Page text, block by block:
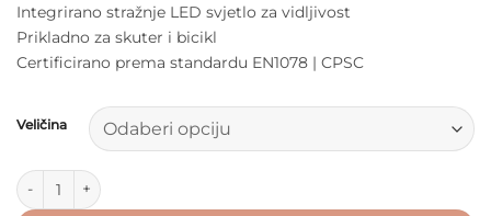
Integrirano stražnje LED svjetlo za vidljivost
Prikladno za skuter i bicikl
Certificirano prema standardu EN1078 | CPSC
Veličina
Kaciga Micro Panda M količina